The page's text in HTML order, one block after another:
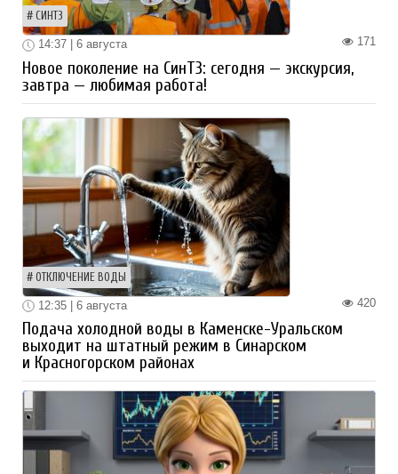
СИНТЗ
171
14:37 | 6 августа
Новое поколение на СинТЗ: сегодня — экскурсия,
завтра — любимая работа!
ОТКЛЮЧЕНИЕ ВОДЫ
420
12:35 | 6 августа
Подача холодной воды в Каменске-Уральском
выходит на штатный режим в Синарском
и Красногорском районах